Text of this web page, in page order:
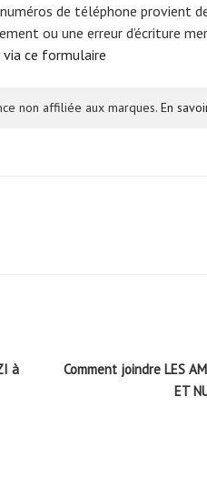
de téléphone provient
ou une erreur d’écriture
via ce formulaire
non affiliée aux marques. En
à
Comment joindre LES
ET